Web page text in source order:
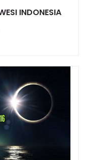
INDONESIA